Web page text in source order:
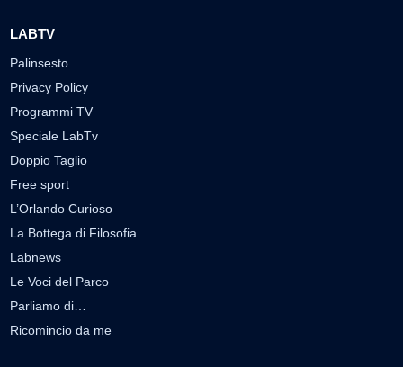
LABTV
Palinsesto
Privacy Policy
Programmi TV
Speciale LabTv
Doppio Taglio
Free sport
L’Orlando Curioso
La Bottega di Filosofia
Labnews
Le Voci del Parco
Parliamo di…
Ricomincio da me